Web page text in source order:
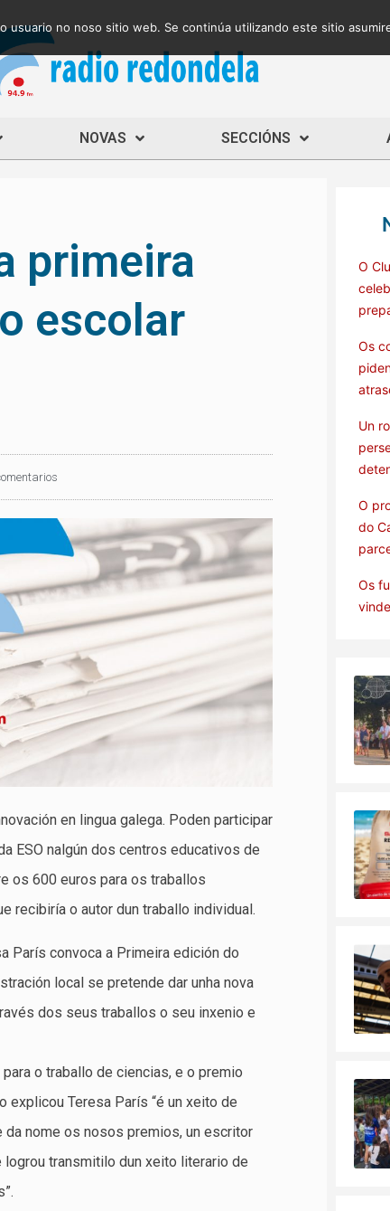
NOVAS SECCIÓNS
primeira
escolar
en lingua galega. Poden participar
ESO nalgún dos centros educativos de
os 600 euros para os traballos
recibiría o autor dun traballo individual.
París convoca a Primeira edición do
local se pretende dar unha nova
dos seus traballos o seu inxenio e
o traballo de ciencias, e o premio
explicou Teresa París “é un xeito de
nome os nosos premios, un escritor
transmitilo dun xeito literario de
O
Os
Un
O
do
Os
usuario no noso sitio web. Se continúa utilizando este sitio